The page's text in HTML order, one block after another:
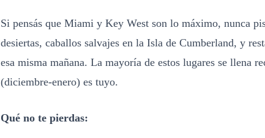
Si pensás que Miami y Key West son lo máximo, nunca
desiertas, caballos salvajes en la Isla de Cumberland, y
esa misma mañana. La mayoría de estos lugares se llena
(diciembre-enero) es tuyo.
Qué no te pierdas: